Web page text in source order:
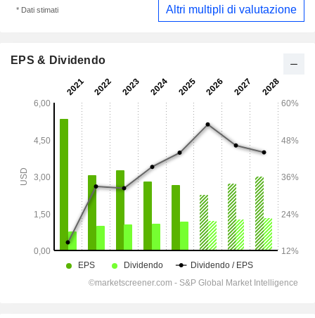
* Dati stimati Altri multipli di valutazione
EPS & Dividendo